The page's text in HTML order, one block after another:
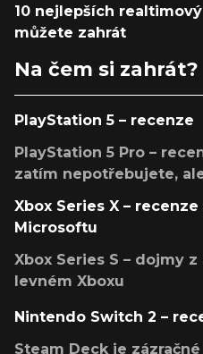
10 nejlepších
můžete zahrát
Na čem si zahrát?
PlayStation 5 – recenze
PlayStation 5 Pro –
zatím nepotřebujete,
Xbox Series X –
Microsoftu
Xbox Series S – dojmy
levném Xboxu
Nintendo Switch 2 –
Steam Deck je